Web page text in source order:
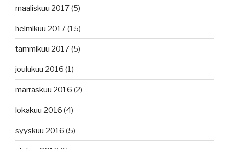
maaliskuu 2017(5)
helmikuu 2017(15)
tammikuu 2017(5)
joulukuu 2016 (1)
marraskuu 2016 (2)
lokakuu 2016 (4)
syyskuu 2016 (5)